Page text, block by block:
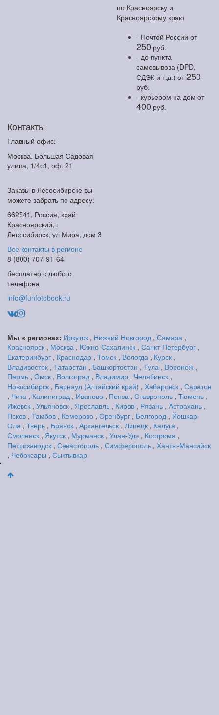
по Красноярску и
Красноярскому краю
- Почтой России от
250 руб.
- до пункта
самовывоза (DPD,
СДЭК и т.д.) от250
руб.
- курьером на дом от
400 руб.
Контакты
Главный офис:
Москва, Большая Садовая
улица, 1/4с1, оф. 21
Заказы в Лесосибирске вы
можете забрать по адресу:
662541, Россия, край
Красноярский, г
Лесосибирск, ул Мира, дом 3
Все контакты в регионе
8 (800) 707-91-64
бесплатно с любого
телефона
info@funfotobook.ru
Мы в регионах: Иркутск , Нижний Новгород , Самара ,
Красноярск , Москва , Южно-Сахалинск , Санкт-Петербург ,
Екатеринбург , Краснодар , Томск , Вологда , Курск ,
Владивосток , Татарстан , Башкортостан , Тула , Воронеж ,
Пермь , Омск , Волгоград , Владимир , Челябинск ,
Новосибирск , Барнаул (Алтайский край) , Хабаровск , Саратов
, Чита , Калиниград , Иваново , Пенза , Ставрополь , Тюмень ,
Ижевск , Ульяновск , Ярославль , Киров , Рязань , Астрахань ,
Псков , Тамбов , Кемерово , Оренбург , Белгород , Йошкар-
Ола , Тверь , Брянск , Архангельск , Липецк , Калуга ,
Смоленск , Якутск , Мурманск , Улан-Удэ , Кострома ,
Петрозаводск , Севастополь , Симферополь , Ханты-Мансийск
, Чебоксары , Сыктывкар
'